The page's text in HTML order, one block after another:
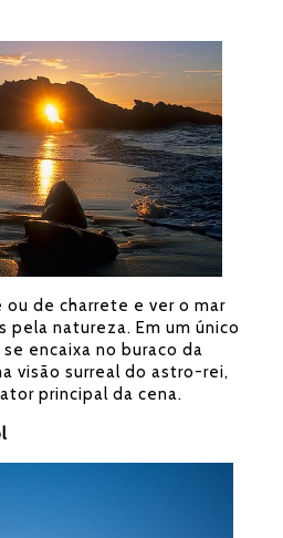
de charrete e ver o mar
pela natureza. Em um único
encaixa no buraco da
visão surreal do astro-rei,
principal da cena.